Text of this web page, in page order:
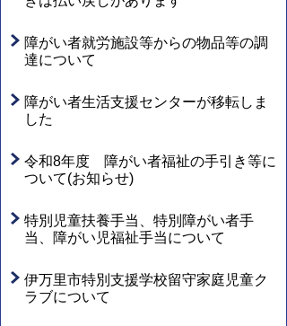
障がい者就労施設等からの物品等の調
達について
障がい者生活支援センターが移転しま
した
令和8年度 障がい者福祉の手引き等に
ついて(お知らせ)
特別児童扶養手当、特別障がい者手
当、障がい児福祉手当について
伊万里市特別支援学校留守家庭児童ク
ラブについて